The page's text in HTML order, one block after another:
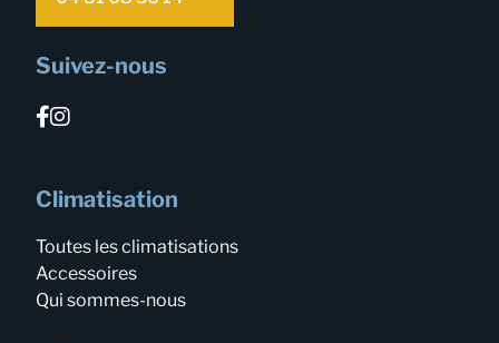
Suivez-nous
Climatisation
Toutes les climatisations
Accessoires
Qui sommes-nous